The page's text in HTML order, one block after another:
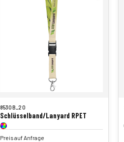
8530B_20
Schlüsselband/Lanyard RPET
Preis auf Anfrage